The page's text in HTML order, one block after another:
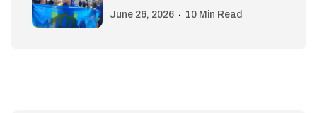
June 26, 2026 10 Min Read